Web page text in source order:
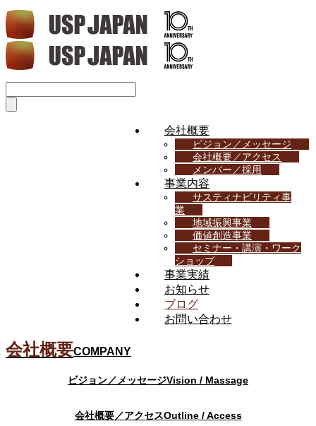
会社概要
ビジョン／メッセージ
会社概要／アクセス
メンバー／採用
事業内容
サスティナビリティ事
業
地域振興事業
価値創造事業
セミナー・講演・ワーク
ショップ
事業実績
お知らせ
ブログ
お問い合わせ
会社概要COMPANY
ビジョン／メッセージVision / Massage
会社概要／アクセスOutline / Access